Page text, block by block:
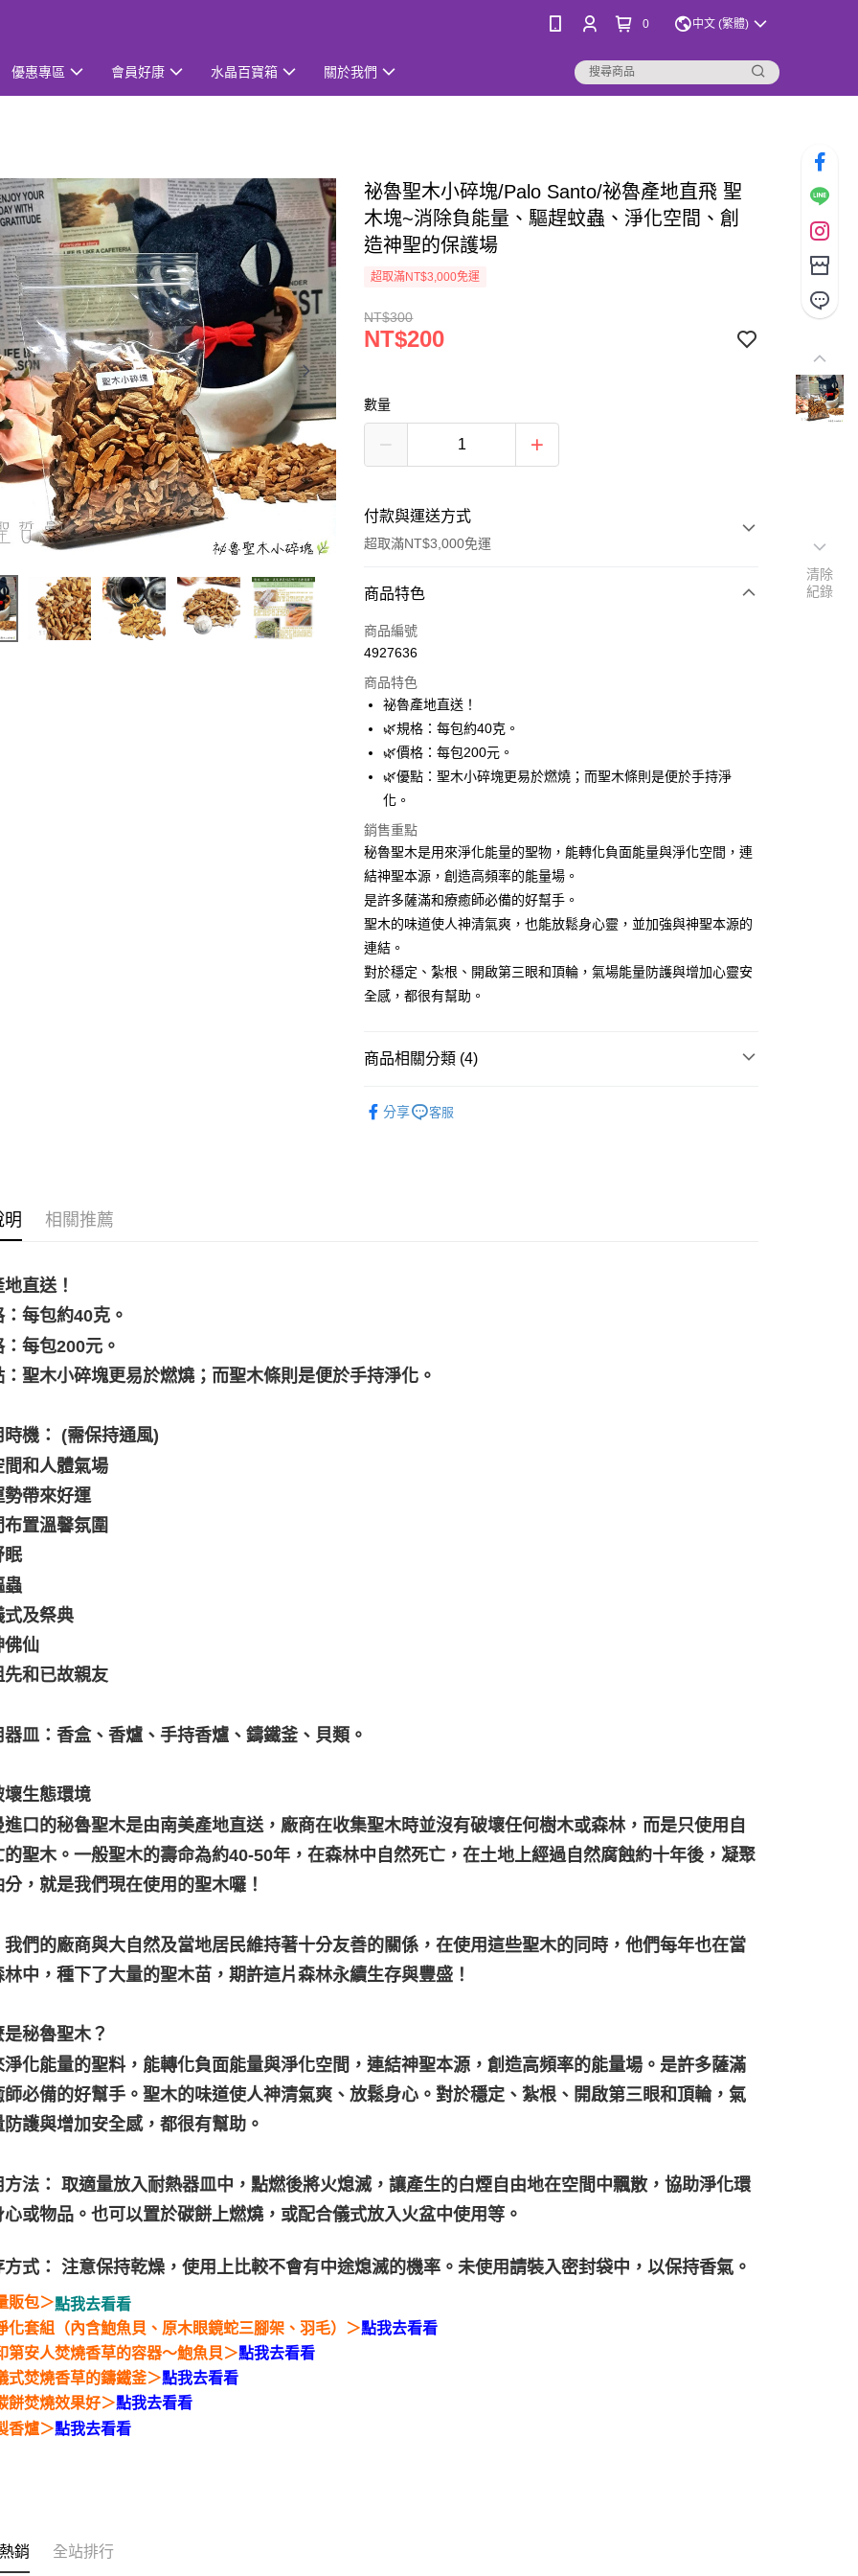
0 中文 (繁體)
優惠專區 會員好康 水晶百寶箱 關於我們
祕魯聖木小碎塊/Palo Santo/祕魯產地直飛 聖
木塊~消除負能量、驅趕蚊蟲、淨化空間、創
造神聖的保護場
超取滿NT$3,000免運
NT$300
NT$200
數量
付款與運送方式
超取滿NT$3,000免運
付款方式
信用卡一次付款
LINE Pay
Apple Pay
街口支付
悠遊付
ATM付款
運送方式
全家取貨付款
每筆NT$80，滿NT$3,000(含以上)免運費
7-11取貨付款
賣家宅配幫您送（台灣）
郵局幫你送（離島）
商品特色
商品編號
4927636
商品特色
祕魯產地直送！
🌿規格：每包約40克。
🌿價格：每包200元。
🌿優點：聖木小碎塊更易於燃燒；而聖木條則是便於手持淨
化。
銷售重點
秘魯聖木是用來淨化能量的聖物，能轉化負面能量與淨化空間，連
結神聖本源，創造高頻率的能量場。
是許多薩滿和療癒師必備的好幫手。
聖木的味道使人神清氣爽，也能放鬆身心靈，並加強與神聖本源的
連結。
對於穩定、紮根、開啟第三眼和頂輪，氣場能量防護與增加心靈安
全感，都很有幫助。
商品相關分類 (4)
分享 客服
明 相關推薦
直送！
每包約40克。
每包200元。
：聖木小碎塊更易於燃燒；而聖木條則是便於手持淨化。
時機： (需保持通風)
間和人體氣場
勢帶來好運
布置溫馨氛圍
眠
蟲
式及祭典
佛仙
先和已故親友
器皿：香盒、香爐、手持香爐、鑄鐵釜、貝類。
壞生態環境
進口的秘魯聖木是由南美產地直送，廠商在收集聖木時並沒有破壞任何樹木或森林，而是只使用自
的聖木。一般聖木的壽命為約40-50年，在森林中自然死亡，在土地上經過自然腐蝕約十年後，凝聚
，就是我們現在使用的聖木囉！
我們的廠商與大自然及當地居民維持著十分友善的關係，在使用這些聖木的同時，他們每年也在當
林中，種下了大量的聖木苗，期許這片森林永續生存與豐盛！
是秘魯聖木？
淨化能量的聖料，能轉化負面能量與淨化空間，連結神聖本源，創造高頻率的能量場。是許多薩滿
師必備的好幫手。聖木的味道使人神清氣爽、放鬆身心。對於穩定、紮根、開啟第三眼和頂輪，氣
護與增加安全感，都很有幫助。
方法： 取適量放入耐熱器皿中，點燃後將火熄滅，讓產生的白煙自由地在空間中飄散，協助淨化環
心或物品。也可以置於碳餅上燃燒，或配合儀式放入火盆中使用等。
方式： 注意保持乾燥，使用上比較不會有中途熄滅的機率。未使用請裝入密封袋中，以保持香氣。
販包＞點我去看看
化套組（內含鮑魚貝、原木眼鏡蛇三腳架、羽毛）＞點我去看看
第安人焚燒香草的容器～鮑魚貝＞點我去看看
式焚燒香草的鑄鐵釜＞點我去看看
餅焚燒效果好＞點我去看看
香爐＞點我去看看
銷 全站排行
清除
紀錄